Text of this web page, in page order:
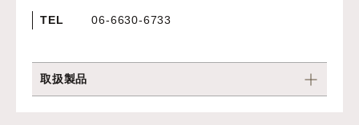
TEL 06-6630-6733
取扱製品